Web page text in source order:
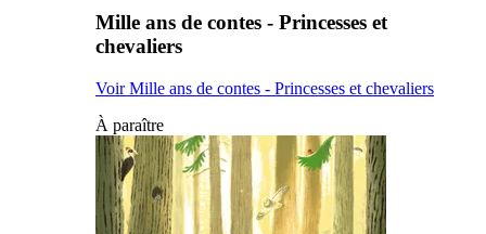
Mille ans de contes - Princesses et
chevaliers
Voir Mille ans de contes - Princesses et chevaliers
À paraître